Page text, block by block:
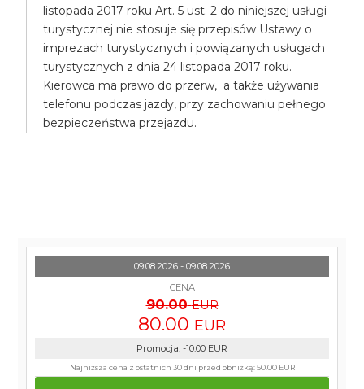
listopada 2017 roku Art. 5 ust. 2 do niniejszej usługi
turystycznej nie stosuje się przepisów Ustawy o
imprezach turystycznych i powiązanych usługach
turystycznych z dnia 24 listopada 2017 roku.
Kierowca ma prawo do przerw, a także używania
telefonu podczas jazdy, przy zachowaniu pełnego
bezpieczeństwa przejazdu.
09.08.2026 - 09.08.2026
CENA
90.00 EUR
80.00 EUR
Promocja: -10.00 EUR
Najniższa cena z ostatnich 30 dni przed obniżką:50.00 EUR